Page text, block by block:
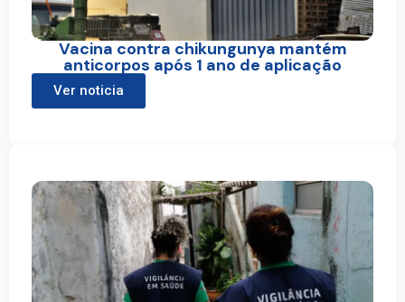
Vacina contra chikungunya mantém
anticorpos após 1 ano de aplicação
Ver noticia